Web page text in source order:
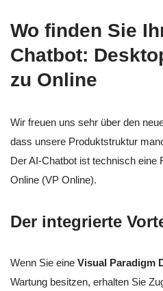
Wo finden Sie
Chatbot:
zu Online
Wir freuen uns sehr über den
dass unsere Produktstruktur
Der AI-Chatbot ist technisch eine
Online (VP Online).
Der integrierte
Wenn Sie eine Visual Paradigm
Wartung besitzen, erhalten Sie